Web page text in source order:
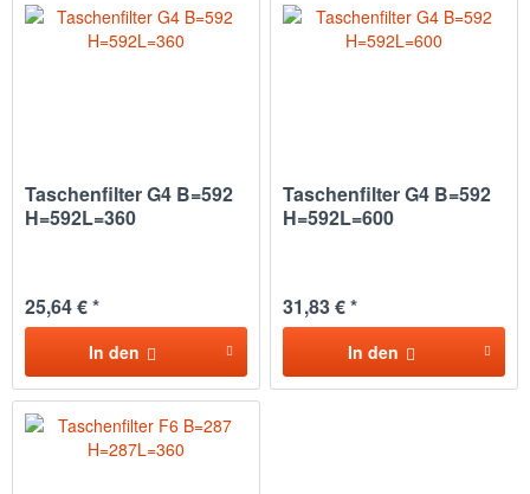
Taschenfilter G4 B=592
H=592L=360
25,64 € *
In den
Taschenfilter G4 B=592
H=592L=600
31,83 € *
In den